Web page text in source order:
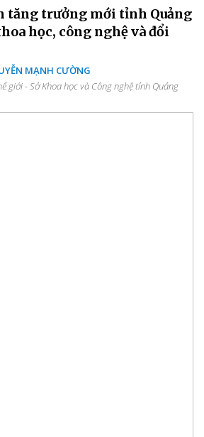
tăng trưởng mới tỉnh Quảng
học, công nghệ và đổi
MẠNH CƯỜNG
tỉnh Quảng